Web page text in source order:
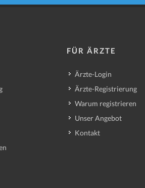
FÜR ÄRZTE
Ärzte-Login
Ärzte-Registrierung
Warum registrieren
Unser Angebot
Kontakt